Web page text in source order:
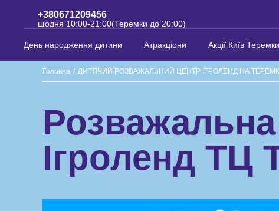
+380671209456
щодня 10:00-21:00(Теремки до 20:00)
День народження дитини Атракціони Акції Київ Теремки
Головна / ДИТЯЧИЙ РОЗВАЖАЛЬНИЙ ЦЕНТР ІГРОЛЕНД НА
Розважальна
Ігроленд ТЦ